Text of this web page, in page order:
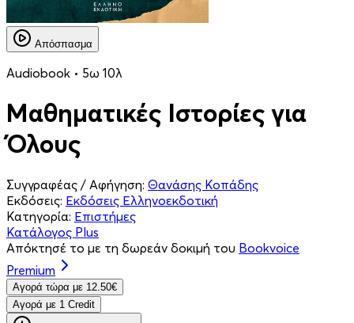
Απόσπασμα
Audiobook • 5ω 10λ
Μαθηματικές Ιστορίες για
Όλους
Συγγραφέας / Αφήγηση: Θανάσης Κοπάδης
Εκδόσεις: Εκδόσεις Ελληνοεκδοτική
Κατηγορία: Επιστήμες
Κατάλογος Plus
Απόκτησέ το με τη δωρεάν δοκιμή του Bookvoice
Premium
Aγορά τώρα με 12.50€
Aγορά με 1 Credit